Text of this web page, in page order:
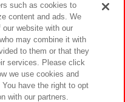
such as cookies to
content and ads. We
website with our
may combine it with
to them or that they
services. Please click
we use cookies and
have the right to opt
with our partners.